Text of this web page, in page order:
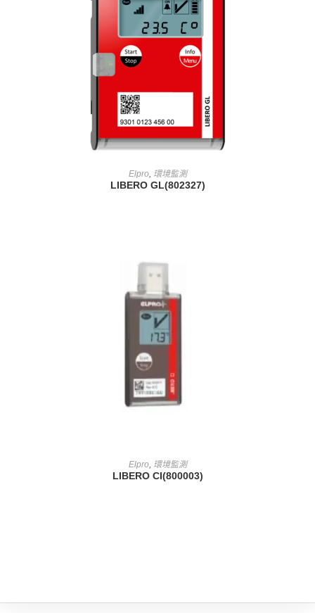
查看內容
Elpro, 環境監測
LIBERO GL(802327)
查看內容
Elpro, 環境監測
LIBERO CI(800003)